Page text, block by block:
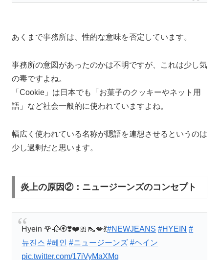
あくまで事務所は、性的な意味を否定しています。
事務所の意図があったのかは不明ですが、これは少し気
の毒ですよね。
「Cookie」は日本でも「お菓子のクッキーやネット用
語」など社会一般的に使われていますよね。
幅広く使われている名称が隠語を連想させるというのは
少し過剰だと思います。
炎上の原因②：ニュージーンズのコンセプト
Hyein 🌹🥀🏵️❣️❤️🎀👠💋💃#NEWJEANS #HYEIN #
뉴진스 #혜인 #ニュージーンズ #ヘイン
pic.twitter.com/17iVyMaXMq